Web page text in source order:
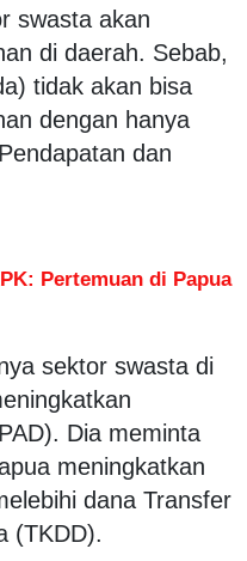
swasta akan
di daerah. Sebab,
tidak akan bisa
dengan hanya
dan
Pertemuan di Papua
sektor swasta di
Dia meminta
meningkatkan
dana Transfer
(TKDD).